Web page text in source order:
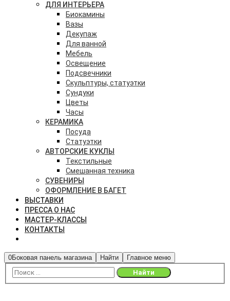
ДЛЯ ИНТЕРЬЕРА
Биокамины
Вазы
Декупаж
Для ванной
Мебель
Освещение
Подсвечники
Скульптуры, статуэтки
Сундуки
Цветы
Часы
КЕРАМИКА
Посуда
Статуэтки
АВТОРСКИЕ КУКЛЫ
Текстильные
Смешанная техника
СУВЕНИРЫ
ОФОРМЛЕНИЕ В БАГЕТ
ВЫСТАВКИ
ПРЕССА О НАС
МАСТЕР-КЛАССЫ
КОНТАКТЫ
0Боковая панель магазина Найти Главное меню